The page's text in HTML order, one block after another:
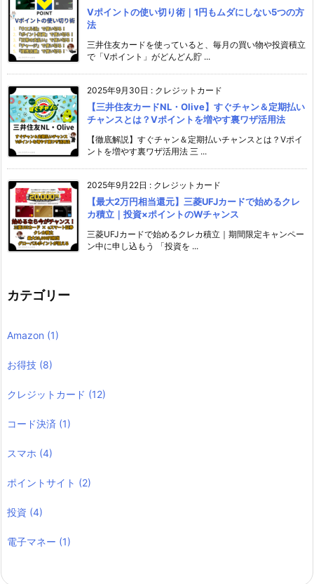
Vポイントの使い切り術｜1円もムダにしない5つの方
法
三井住友カードを使っていると、毎月の買い物や投資積立
で「Vポイント」がどんどん貯 ...
2025年9月30日 : クレジットカード
【三井住友カードNL・Olive】すぐチャン＆定期払い
チャンスとは？Vポイントを増やす裏ワザ活用法
【徹底解説】すぐチャン＆定期払いチャンスとは？Vポイ
ントを増やす裏ワザ活用法 三 ...
2025年9月22日 : クレジットカード
【最大2万円相当還元】三菱UFJカードで始めるクレ
カ積立｜投資×ポイントのWチャンス
三菱UFJカードで始めるクレカ積立｜期間限定キャンペー
ン中に申し込もう 「投資を ...
カテゴリー
Amazon (1)
お得技 (8)
クレジットカード (12)
コード決済 (1)
スマホ (4)
ポイントサイト (2)
投資 (4)
電子マネー (1)